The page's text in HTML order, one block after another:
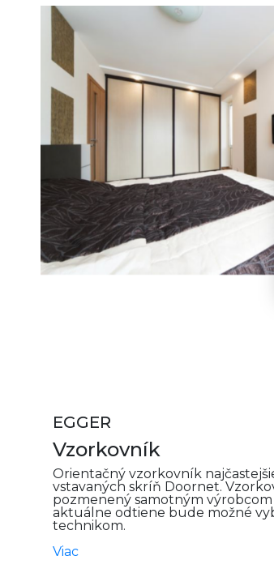
EGGER
Vzorkovník
Orientačný vzorkovník
vstavaných skríň Doornet.
pozmenený samotným výrobcom
aktuálne odtiene bude možné
technikom.
Viac